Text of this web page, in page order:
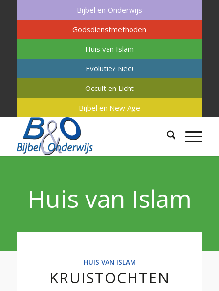
Bijbel en Onderwijs
Godsdienstmethoden
Huis van Islam
Evolutie? Nee!
Occult en Licht
Bijbel en New Age
Huis van Islam
HUIS VAN ISLAM
KRUISTOCHTEN